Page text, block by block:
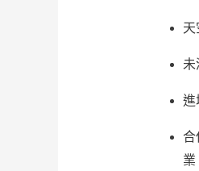
天
未
進
合
業